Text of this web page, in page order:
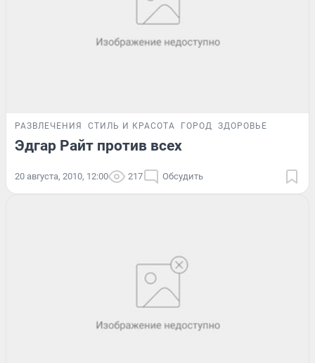
РАЗВЛЕЧЕНИЯ СТИЛЬ И КРАСОТА ГОРОД ЗДОРОВЬЕ
Эдгар Райт против всех
20 августа, 2010, 12:00 217 Обсудить